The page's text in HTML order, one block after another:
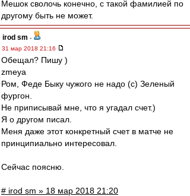
Мешок сволочь конечно, с такой фамилией по
другому быть не может.
irod sm -
31 мар 2018 21:16
Обещал? Пишу )
zmeya
Ром, Феде Быку чужого не надо (с) Зеленый
фургон.
Не приписывай мне, что я угадал счет.)
Я о другом писал.
Меня даже этот конкретный счет в матче не
принципиально интересовал.
Сейчас поясню.
# irod sm » 18 мар 2018 21:20